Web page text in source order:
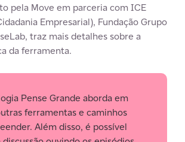
pela Move em parceria com ICE
Empresarial), Fundação Grupo
traz mais detalhes sobre a
da ferramenta.
Pense Grande aborda em
ferramentas e caminhos
Além disso, é possível